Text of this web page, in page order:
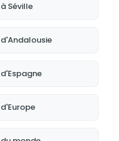
Séville